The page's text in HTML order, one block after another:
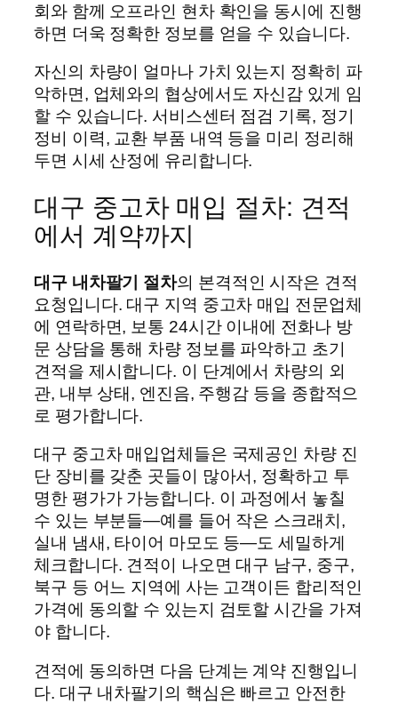
회와 함께 오프라인 현차 확인을 동시에 진행
하면 더욱 정확한 정보를 얻을 수 있습니다.
자신의 차량이 얼마나 가치 있는지 정확히 파
악하면, 업체와의 협상에서도 자신감 있게 임
할 수 있습니다. 서비스센터 점검 기록, 정기
정비 이력, 교환 부품 내역 등을 미리 정리해
두면 시세 산정에 유리합니다.
대구 중고차 매입 절차: 견적
에서 계약까지
대구 내차팔기 절차의 본격적인 시작은 견적
요청입니다. 대구 지역 중고차 매입 전문업체
에 연락하면, 보통 24시간 이내에 전화나 방
문 상담을 통해 차량 정보를 파악하고 초기
견적을 제시합니다. 이 단계에서 차량의 외
관, 내부 상태, 엔진음, 주행감 등을 종합적으
로 평가합니다.
대구 중고차 매입업체들은 국제공인 차량 진
단 장비를 갖춘 곳들이 많아서, 정확하고 투
명한 평가가 가능합니다. 이 과정에서 놓칠
수 있는 부분들—예를 들어 작은 스크래치,
실내 냄새, 타이어 마모도 등—도 세밀하게
체크합니다. 견적이 나오면 대구 남구, 중구,
북구 등 어느 지역에 사는 고객이든 합리적인
가격에 동의할 수 있는지 검토할 시간을 가져
야 합니다.
견적에 동의하면 다음 단계는 계약 진행입니
다. 대구 내차팔기의 핵심은 빠르고 안전한